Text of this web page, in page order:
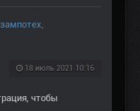
зампотех,
18 июль 2021 10:16
, чтобы